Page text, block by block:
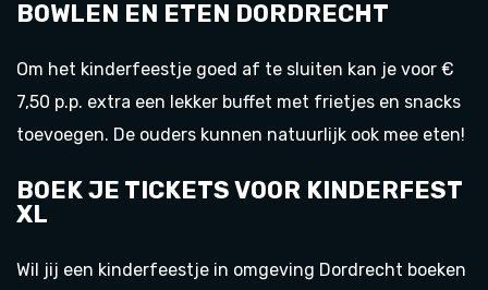
BOWLEN EN ETEN DORDRECHT
Om het kinderfeestje goed af te sluiten kan je voor €
7,50 p.p. extra een lekker buffet met frietjes en snacks
toevoegen. De ouders kunnen natuurlijk ook mee eten!
BOEK JE TICKETS VOOR KINDERFEST
XL
Wil jij een kinderfeestje in omgeving Dordrecht boeken